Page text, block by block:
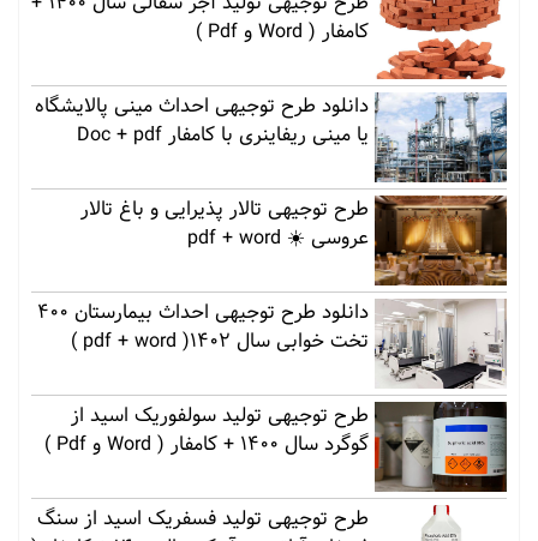
کامفار ( Word و Pdf )
دانلود طرح توجیهی احداث مینی پالایشگاه
یا مینی ریفاینری با کامفار Doc + pdf
طرح توجیهی تالار پذیرایی و باغ تالار
عروسی ☀️ pdf + word
دانلود طرح توجیهی احداث بیمارستان 400
تخت خوابی سال 1402( pdf + word )
طرح توجیهی تولید سولفوریک اسید از
گوگرد سال 1400 + کامفار ( Word و Pdf )
طرح توجیهی تولید فسفریک اسید از سنگ